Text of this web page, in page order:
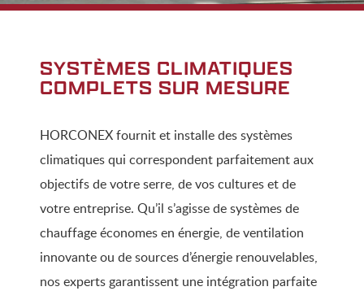
SYSTÈMES CLIMATIQUES
COMPLETS SUR MESURE
HORCONEX fournit et installe des systèmes
climatiques qui correspondent parfaitement aux
objectifs de votre serre, de vos cultures et de
votre entreprise. Qu’il s’agisse de systèmes de
chauffage économes en énergie, de ventilation
innovante ou de sources d’énergie renouvelables,
nos experts garantissent une intégration parfaite